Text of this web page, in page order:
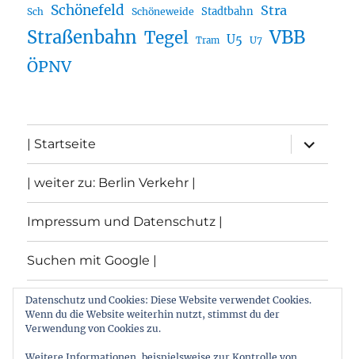
Sch Schönefeld Schöneweide Stadtbahn Stra
Straßenbahn Tegel Tram U5 U7 VBB
ÖPNV
| Startseite
öffnen
| weiter zu: Berlin Verkehr |
Impressum und Datenschutz |
Suchen mit Google |
Themen
Datenschutz und Cookies: Diese Website verwendet Cookies.
Wenn du die Website weiterhin nutzt, stimmst du der
Verwendung von Cookies zu.